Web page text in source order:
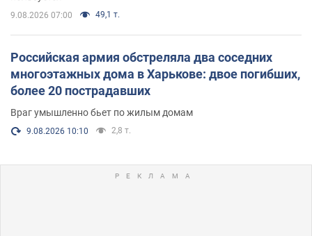
9.08.2026 07:00 49,1 т.
Российская армия обстреляла два соседних
многоэтажных дома в Харькове: двое погибших,
более 20 пострадавших
Враг умышленно бьет по жилым домам
9.08.2026 10:10 2,8 т.